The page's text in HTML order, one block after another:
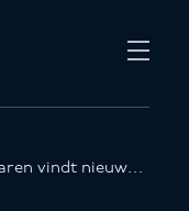
Lerou Ijzerwaren vindt nieuwe richting met overname door MBI-Kandidaat